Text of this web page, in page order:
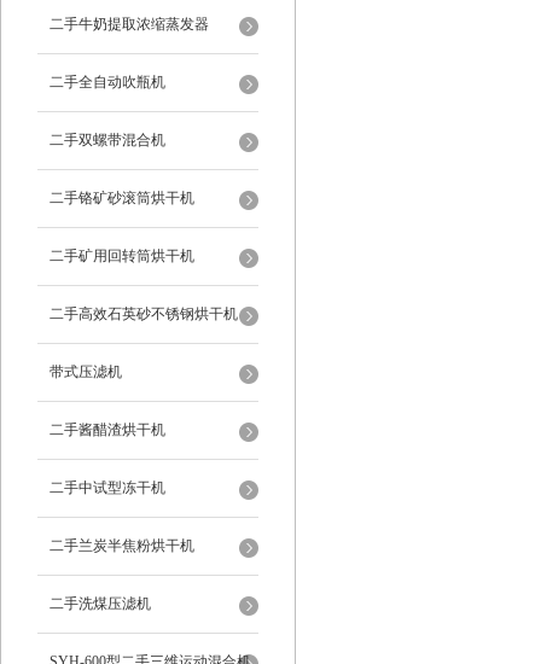
二手牛奶提取浓缩蒸发器
二手全自动吹瓶机
二手双螺带混合机
二手铬矿砂滚筒烘干机
二手矿用回转筒烘干机
二手高效石英砂不锈钢烘干机
带式压滤机
二手酱醋渣烘干机
二手中试型冻干机
二手兰炭半焦粉烘干机
二手洗煤压滤机